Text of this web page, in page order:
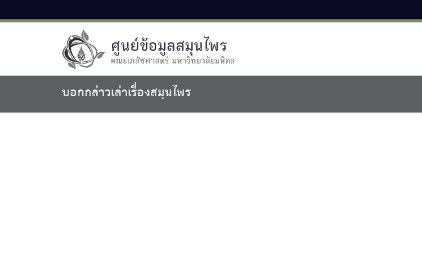
ศูนย์ข้อมูลสมุนไพร
คณะเภสัชศาสตร์ มหาวิทยาลัยมหิดล
บอกกล่าวเล่าเรื่องสมุนไพร